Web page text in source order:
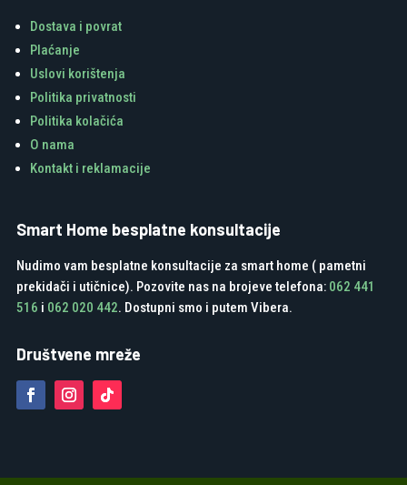
Dostava i povrat
Plaćanje
Uslovi korištenja
Politika privatnosti
Politika kolačića
O nama
Kontakt i reklamacije
Smart Home besplatne konsultacije
Nudimo vam besplatne konsultacije za smart home ( pametni
prekidači i utičnice). Pozovite nas na brojeve telefona: 062 441
516 i 062 020 442. Dostupni smo i putem Vibera.
Društvene mreže